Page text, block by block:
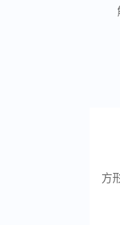
方